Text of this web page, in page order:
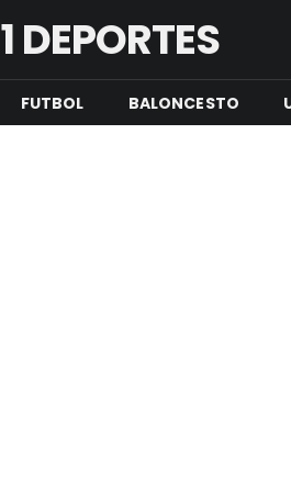
1 DEPORTES
FUTBOL BALONCESTO